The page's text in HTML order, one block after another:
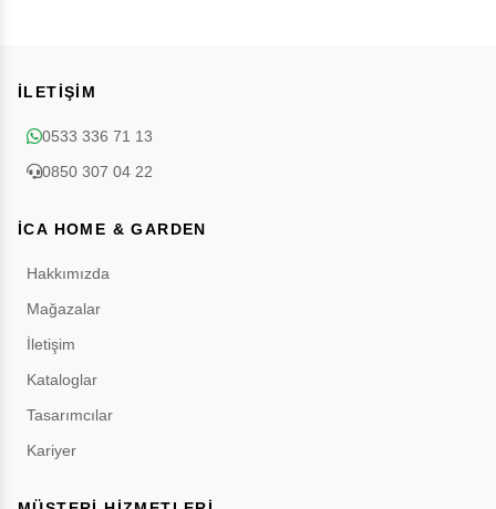
İLETİŞİM
0533 336 71 13
0850 307 04 22
İCA HOME & GARDEN
Hakkımızda
Mağazalar
İletişim
Kataloglar
Tasarımcılar
Kariyer